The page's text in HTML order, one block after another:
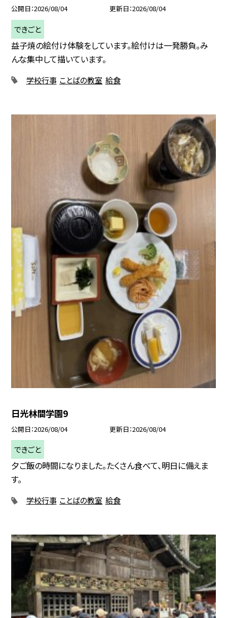
公開日 2026/08/04 更新日 2026/08/04
できごと
益子焼の絵付け体験をしています。絵付けは一発勝負。み
んな集中して描いています。
学校行事 ことばの教室 給食
日光林間学園9
公開日 2026/08/04 更新日 2026/08/04
できごと
夕ご飯の時間になりました。たくさん食べて、明日に備えま
す。
学校行事 ことばの教室 給食